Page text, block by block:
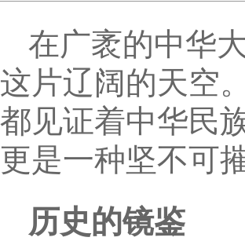
在广袤的中华
这片辽阔的天空
都见证着中华民
更是一种坚不可
历史的镜鉴